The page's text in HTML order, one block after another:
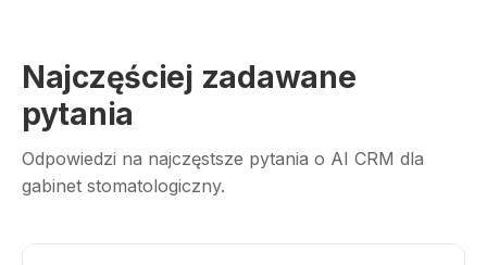
Najczęściej zadawane
pytania
Odpowiedzi na najczęstsze pytania o AI CRM dla
gabinet stomatologiczny.